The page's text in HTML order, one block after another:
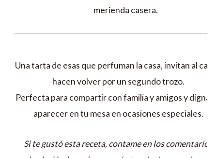
merienda casera.
Una tarta de esas que perfuman la casa, invitan al café
hacen volver por un segundo trozo.
Perfecta para compartir con familia y amigos y digna
aparecer en tu mesa en ocasiones especiales.
Si te gustó esta receta, contame en los comentarios